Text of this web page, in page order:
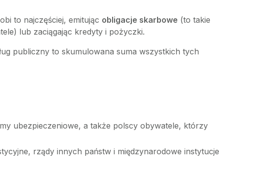
to najczęściej, emitując obligacje skarbowe (to takie
lub zaciągając kredyty i pożyczki.
publiczny to skumulowana suma wszystkich tych
ubezpieczeniowe, a także polscy obywatele, którzy
rządy innych państw i międzynarodowe instytucje